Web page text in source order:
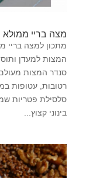
מצה בריי ממולא
מתכון למצה בריי
המצות למעדן
סלסילת פטריות
בינוני קצוץ...